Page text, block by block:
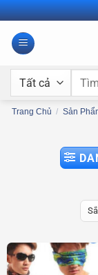
Bỏ
qua
nội
Tìm
Trang Chủ / Sản